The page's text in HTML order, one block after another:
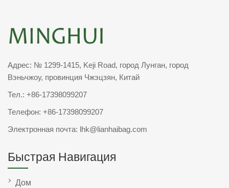
Адрес: № 1299-1415, Keji Road, город Лунган, город
Вэньчжоу, провинция Чжэцзян, Китай
Тел.: +86-17398099207
Телефон: +86-17398099207
Электронная почта: lhk@lianhaibag.com
Быстрая Навигация
Дом